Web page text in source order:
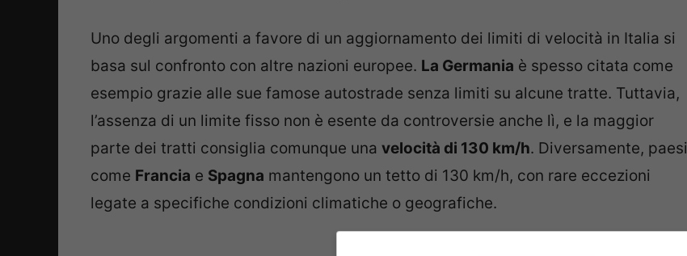
Uno degli argomenti a favore di un aggiornamento dei limiti di velocità in Italia si
basa sul confronto con altre nazioni europee. La Germania è spesso citata come
esempio grazie alle sue famose autostrade senza limiti su alcune tratte. Tuttavia,
l’assenza di un limite fisso non è esente da controversie anche lì, e la maggior
parte dei tratti consiglia comunque una velocità di 130 km/h. Diversamente, paesi
come Francia e Spagna mantengono un tetto di 130 km/h, con rare eccezioni
legate a specifiche condizioni climatiche o geografiche.